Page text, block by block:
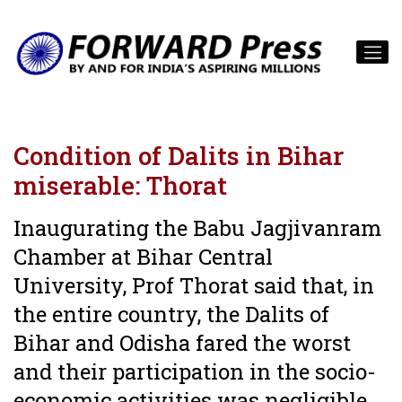
Condition of Dalits in Bihar
miserable: Thorat
Inaugurating the Babu Jagjivanram
Chamber at Bihar Central
University, Prof Thorat said that, in
the entire country, the Dalits of
Bihar and Odisha fared the worst
and their participation in the socio-